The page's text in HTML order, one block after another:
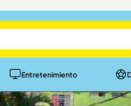
Entretenimiento